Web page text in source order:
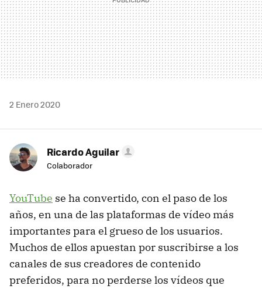
2 Enero 2020
Ricardo Aguilar
Colaborador
YouTube se ha convertido, con el paso de los
años, en una de las plataformas de vídeo más
importantes para el grueso de los usuarios.
Muchos de ellos apuestan por suscribirse a los
canales de sus creadores de contenido
preferidos, para no perderse los vídeos que